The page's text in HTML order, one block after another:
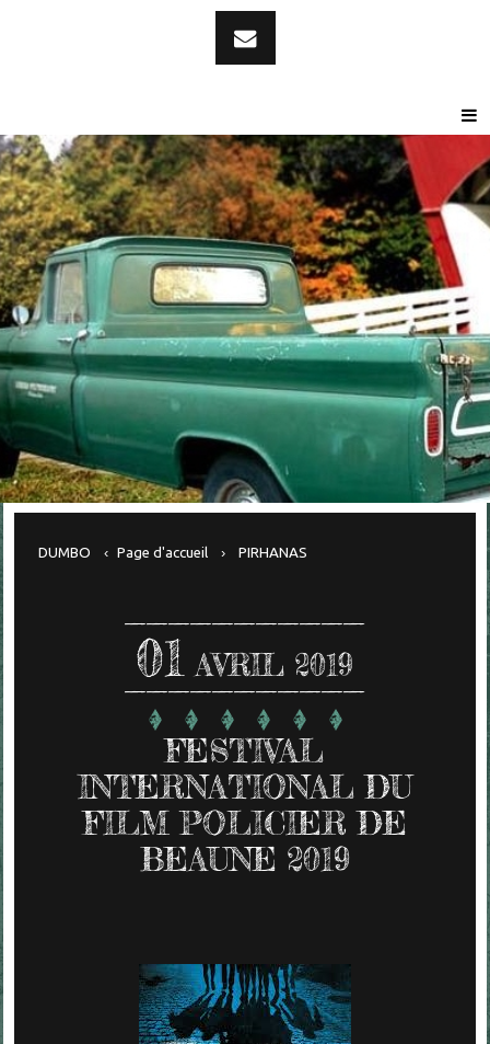
DUMBO Page d'accueil PIRHANAS
01 AVRIL 2019
FESTIVAL
INTERNATIONAL DU
FILM POLICIER DE
BEAUNE 2019